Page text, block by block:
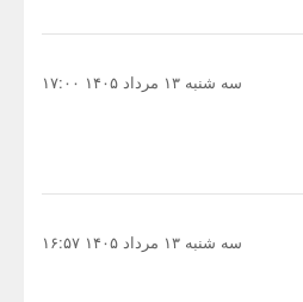
سه شنبه ۱۳ مرداد ۱۴۰۵ ۱۷:۰۰
سه شنبه ۱۳ مرداد ۱۴۰۵ ۱۶:۵۷